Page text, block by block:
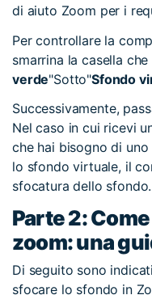
di aiuto Zoom per i
Per controllare la
smarrina la casella
verde"Sotto"Sfondo
Successivamente,
Nel caso in cui ricevi
che hai bisogno di
lo sfondo virtuale, il
sfocatura dello sfondo.
Parte 2:
zoom: una
Di seguito sono
sfocare lo sfondo in